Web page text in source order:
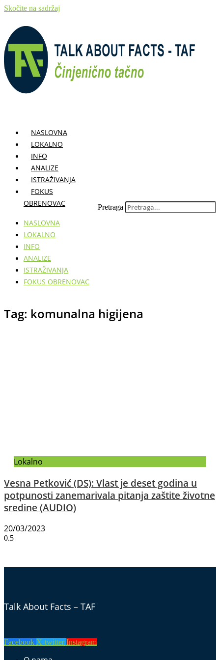
Skočite na sadržaj
NASLOVNA
LOKALNO
INFO
ANALIZE
ISTRAŽIVANJA
FOKUS
OBRENOVAC
NASLOVNA
LOKALNO
INFO
ANALIZE
ISTRAŽIVANJA
FOKUS OBRENOVAC
Pretraga
Tag: komunalna higijena
Lokalno
Vesna Petković (DS): Vlast je deset godina u
potpunosti zanemarivala pitanja zaštite životne
sredine (AUDIO)
20/03/2023
Talk About Facts – TAF
Facebook X-twitter Instagram